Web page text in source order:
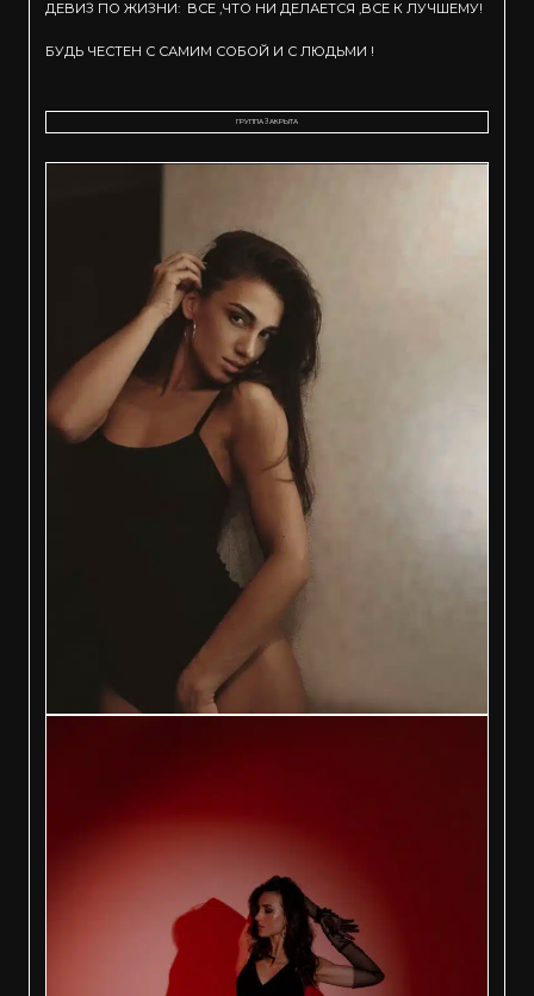
ДЕВИЗ ПО ЖИЗНИ: ВСЕ ,ЧТО НИ ДЕЛАЕТСЯ ,ВСЕ К ЛУЧШЕМУ!
БУДЬ ЧЕСТЕН С САМИМ СОБОЙ И С ЛЮДЬМИ !
ГРУППА ЗАКРЫТА